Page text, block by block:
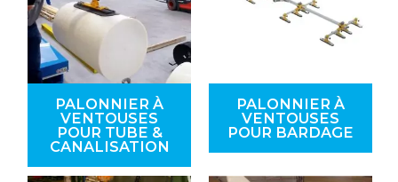
PALONNIER À
VENTOUSES
POUR TUBE &
CANALISATION
PALONNIER À
VENTOUSES
POUR BARDAGE